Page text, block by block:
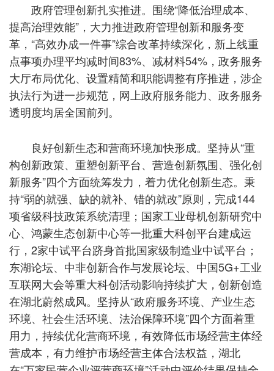
政府管理创新扎实推进。围绕“降低治理成本、
提高治理效能”，大力推进政府管理创新和服务变
革，“高效办成一件事”综合改革持续深化，新上线重
点事项办理平均减时间83%、减材料54%，政务服务
大厅布局优化、设置精简和职能调整有序推进，涉企
执法行为进一步规范，网上政府服务能力、政务服务
透明度均居全国前列。
良好创新生态和营商环境加快形成。坚持从“重
构创新政策、重塑创新平台、营造创新氛围、强化创
新服务”四个方面统筹发力，着力优化创新生态。秉
持“弱的就强、缺的就补、错的就改”原则，完成144
项省级科技政策系统清理；国家工业母机创新研究中
心、鸿蒙生态创新中心等一批重大科创平台建成运
行，2家中试平台跻身首批国家级制造业中试平台；
东湖论坛、中非创新合作与发展论坛、中国5G+工业
互联网大会等重大科创活动影响持续扩大，创新创造
在湖北蔚然成风。坚持从“政府服务环境、产业生态
环境、社会生活环境、法治保障环境”四个方面着重
用力，持续优化营商环境，有效降低市场经营主体经
营成本，有力维护市场经营主体合法权益，湖北